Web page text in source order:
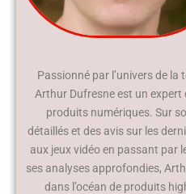
Passionné par l’univers de la
Arthur Dufresne est un
produits numériques. Sur
détaillés et des avis sur les
aux jeux vidéo en passant par
ses analyses approfondies,
dans l’océan de produits